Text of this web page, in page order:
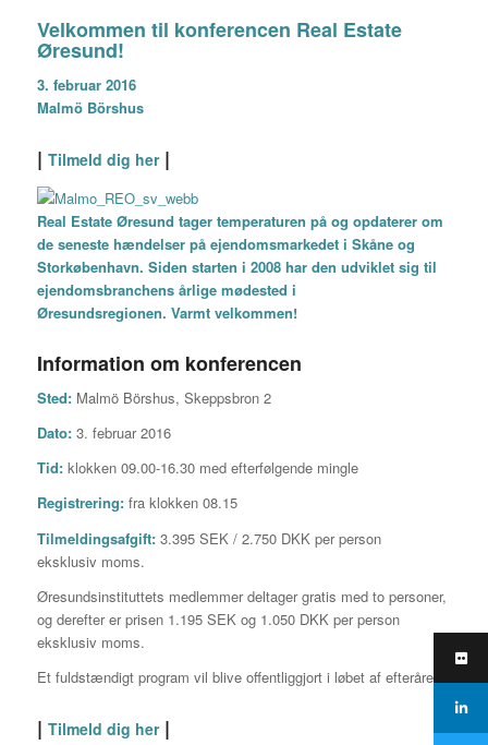
Velkommen til konferencen Real Estate
Øresund!
3. februar 2016
Malmö Börshus
| Tilmeld dig her|
Real Estate Øresund tager temperaturen på og opdaterer om
de seneste hændelser på ejendomsmarkedet i Skåne og
Storkøbenhavn. Siden starten i 2008 har den udviklet sig til
ejendomsbranchens årlige mødested i
Øresundsregionen. Varmt velkommen!
Information om konferencen
Sted:Malmö Börshus, Skeppsbron 2
Dato:3. februar 2016
Tid:klokken 09.00-16.30 med efterfølgende mingle
Registrering:fra klokken 08.15
Tilmeldingsafgift:3.395 SEK / 2.750 DKK per person
eksklusiv moms.
Øresundsinstituttets medlemmer deltager gratis med to personer,
og derefter er prisen 1.195 SEK og 1.050 DKK per person
eksklusiv moms.
Et fuldstændigt program vil blive offentliggjort i løbet af efteråret.
| Tilmeld dig her|